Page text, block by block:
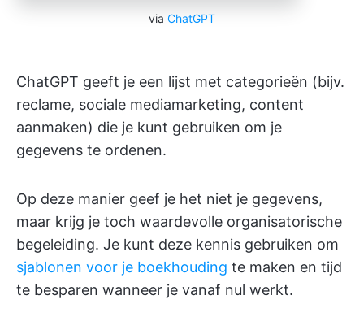
via ChatGPT
ChatGPT geeft je een lijst met categorieën (bijv.
reclame, sociale mediamarketing, content
aanmaken) die je kunt gebruiken om je
gegevens te ordenen.
Op deze manier geef je het niet je gegevens,
maar krijg je toch waardevolle organisatorische
begeleiding. Je kunt deze kennis gebruiken om
sjablonen voor je boekhouding te maken en tijd
te besparen wanneer je vanaf nul werkt.